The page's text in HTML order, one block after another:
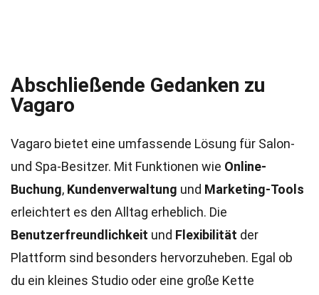
Abschließende Gedanken zu
Vagaro
Vagaro bietet eine umfassende Lösung für Salon-
und Spa-Besitzer. Mit Funktionen wie Online-
Buchung, Kundenverwaltung und Marketing-Tools
erleichtert es den Alltag erheblich. Die
Benutzerfreundlichkeit und Flexibilität der
Plattform sind besonders hervorzuheben. Egal ob
du ein kleines Studio oder eine große Kette